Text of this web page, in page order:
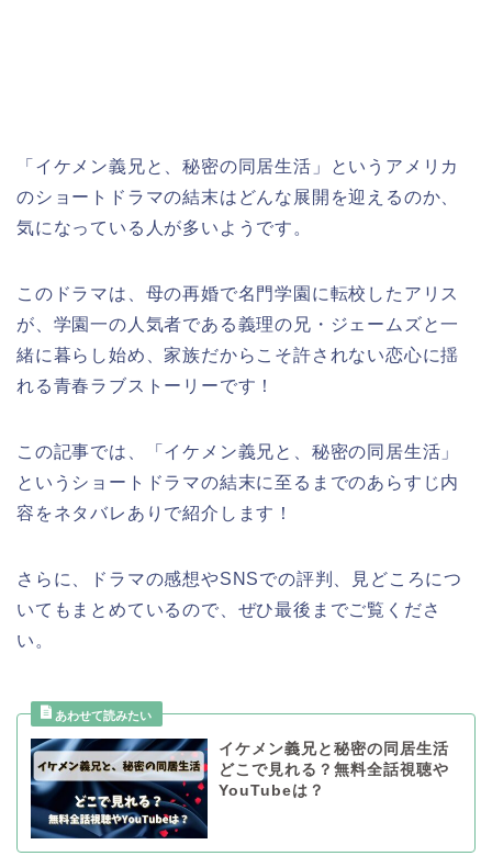
「イケメン義兄と、秘密の同居生活」というアメリカ
のショートドラマの結末はどんな展開を迎えるのか、
気になっている人が多いようです。
このドラマは、母の再婚で名門学園に転校したアリス
が、学園一の人気者である義理の兄・ジェームズと一
緒に暮らし始め、家族だからこそ許されない恋心に揺
れる青春ラブストーリーです！
この記事では、 「イケメン義兄と、秘密の同居生活 」
というショートドラマの結末に至るまでのあらすじ内
容をネタバレありで紹介します！
さらに、ドラマの感想やSNSでの評判、見どころにつ
いてもまとめているので、ぜひ最後までご覧くださ
い。
イケメン義兄と秘密の同居生活
どこで見れる？無料全話視聴や
YouTubeは？